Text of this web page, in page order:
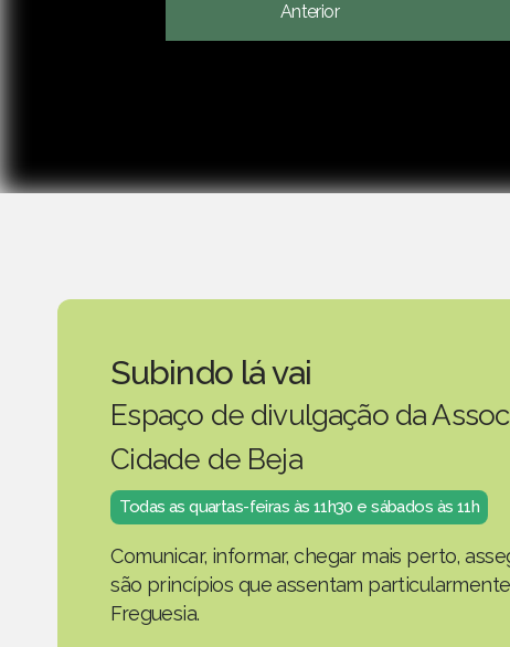
Anterior
Subindo lá vai
Espaço de divulgação da
Cidade de Beja
Todas as quartas-feiras às 11h30 e sábados às 11h
Comunicar, informar, chegar mais perto,
são princípios que assentam
Freguesia.